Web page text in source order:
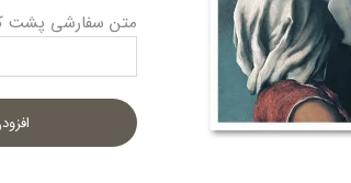
متن سفارشی پشت